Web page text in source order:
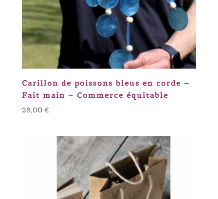
Carillon de poissons bleus en corde –
Fait main – Commerce équitable
28,00 €